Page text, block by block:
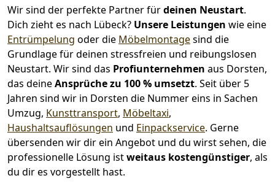
Wir sind der perfekte Partner fürdeinen Neustart.
Dich zieht es nach Lübeck? Unsere Leistungen wie eine
Entrümpelung oder die Möbelmontagesind die
Grundlage für deinen stressfreien und reibungslosen
Neustart. Wir sind das Profiunternehmen aus Dorsten,
das deineAnsprüche zu 100 % umsetzt. Seit über 5
Jahren sind wir in Dorsten die Nummer eins in Sachen
Umzug, Kunsttransport, Möbeltaxi,
Haushaltsauflösungen und Einpackservice. Gerne
übersenden wir dir ein Angebot und du wirst sehen, die
professionelle Lösung istweitaus kostengünstiger, als
du dir es vorgestellt hast.